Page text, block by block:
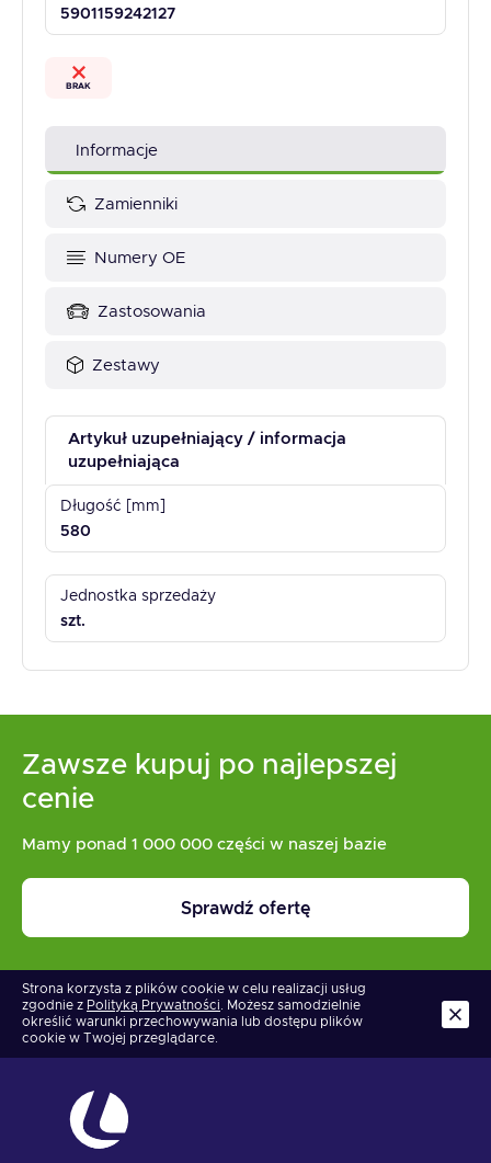
5901159242127
BRAK
Informacje
Zamienniki
Numery OE
Zastosowania
Zestawy
Artykuł uzupełniający / informacja
uzupełniająca
Długość [mm]
580
Jednostka sprzedaży
szt.
Zawsze kupuj po najlepszej
cenie
Mamy ponad 1 000 000 części w naszej bazie
Sprawdź ofertę
Strona korzysta z plików cookie w celu realizacji usług
zgodnie z Polityką Prywatności. Możesz samodzielnie
określić warunki przechowywania lub dostępu plików
cookie w Twojej przeglądarce.